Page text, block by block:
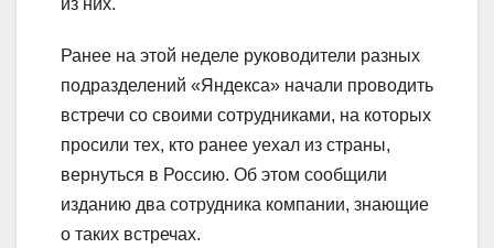
из них.
Ранее на этой неделе руководители разных
подразделений «Яндекса» начали проводить
встречи со своими сотрудниками, на которых
просили тех, кто ранее уехал из страны,
вернуться в Россию. Об этом сообщили
изданию два сотрудника компании, знающие
о таких встречах.